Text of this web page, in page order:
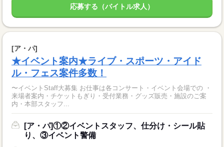
応募する（バイトル求人）
[ア・パ]
★イベント案内★ライブ・スポーツ・アイド
ル・フェス案件多数！
〜イベントStaff大募集 お仕事は各コンサート・イベント会場での ・
来場者案内・チケットもぎり・受付業務・グッズ販売・施設のご案
内・本部スタッフ...
[ア・パ]①②イベントスタッフ、仕分け・シール貼
り、③イベント警備